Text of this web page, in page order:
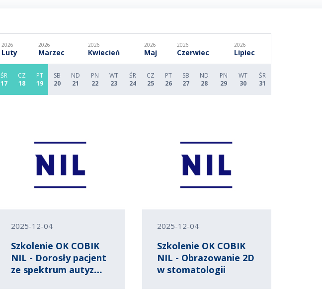
2026
Luty
2026
Marzec
2026
Kwiecień
2026
Maj
2026
Czerwiec
2026
Lipiec
ŚR
17
CZ
18
PT
19
SB
20
ND
21
PN
22
WT
23
ŚR
24
CZ
25
PT
26
SB
27
ND
28
PN
29
WT
30
ŚR
31
2025-12-04
Szkolenie OK COBIK
NIL - Dorosły pacjent
ze spektrum autyzmu
2025-12-04
Szkolenie OK COBIK
NIL - Obrazowanie 2D
w stomatologii